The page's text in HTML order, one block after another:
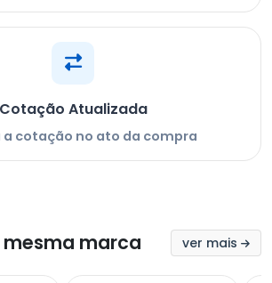
Cotação Atualizada
a cotação no ato da compra
marca ver mais